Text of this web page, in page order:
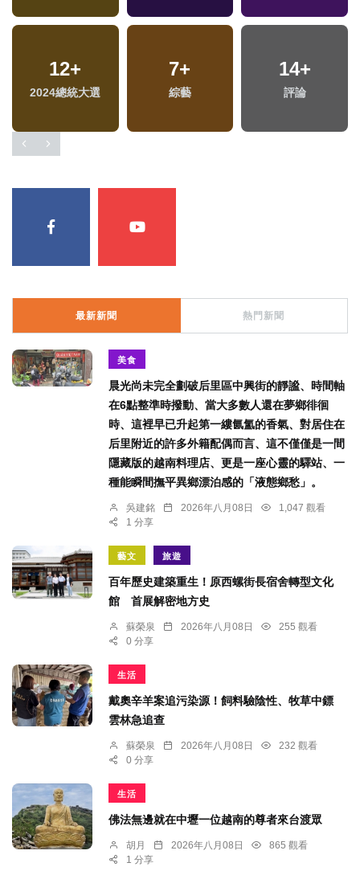
12+
2024總統大選
7+
綜藝
14+
評論
最新新聞 熱門新聞
美食
晨光尚未完全劃破后里區中興街的靜謐、時間軸
在6點整準時撥動、當大多數人還在夢鄉徘徊
時、這裡早已升起第一縷氤氳的香氣、對居住在
后里附近的許多外籍配偶而言、這不僅僅是一間
隱藏版的越南料理店、更是一座心靈的驛站、一
種能瞬間撫平異鄉漂泊感的「液態鄉愁」。
吳建銘 2026年八月08日
1,047 觀看
1 分享
藝文 旅遊
百年歷史建築重生！原西螺街長宿舍轉型文化
館 首展解密地方史
蘇榮泉 2026年八月08日
255 觀看
0 分享
生活
戴奧辛羊案追污染源！飼料驗陰性、牧草中鏢
雲林急追查
蘇榮泉 2026年八月08日
232 觀看
0 分享
生活
佛法無邊就在中壢一位越南的尊者來台渡眾
胡月 2026年八月08日
865 觀看
1 分享